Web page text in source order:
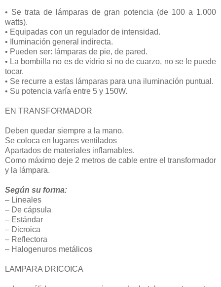
• Se trata de lámparas de gran potencia (de 100 a 1.000
watts).
• Equipadas con un regulador de intensidad.
• Iluminación general indirecta.
• Pueden ser: lámparas de pie, de pared.
• La bombilla no es de vidrio si no de cuarzo, no se le puede
tocar.
• Se recurre a estas lámparas para una iluminación puntual.
• Su potencia varía entre 5 y 150W.
EN TRANSFORMADOR
Deben quedar siempre a la mano.
Se coloca en lugares ventilados
Apartados de materiales inflamables.
Como máximo deje 2 metros de cable entre el transformador
y la lámpara.
Según su forma:
– Lineales
– De cápsula
– Estándar
– Dicroica
– Reflectora
– Halogenuros metálicos
LAMPARA DRICOICA